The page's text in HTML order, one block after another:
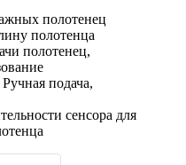
полотенец
полотенца
полотенец,
подача,
сенсора для